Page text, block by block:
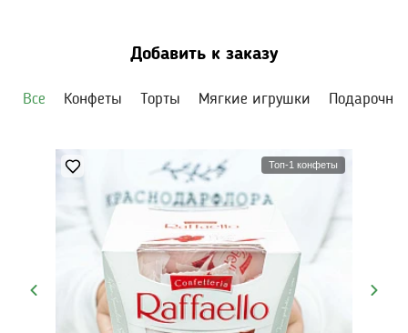
Добавить к заказу
Все Конфеты Торты Мягкие игрушки
Топ-1 конфеты